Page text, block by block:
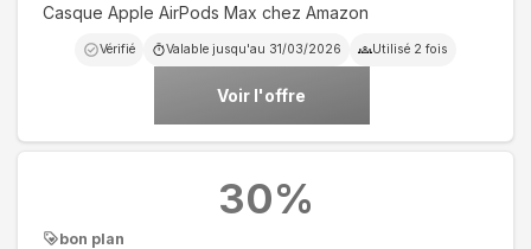
Casque Apple AirPods Max chez Amazon
Vérifié Valable jusqu'au 31/03/2026 Utilisé 2 fois
Voir l'offre
bon plan
30%